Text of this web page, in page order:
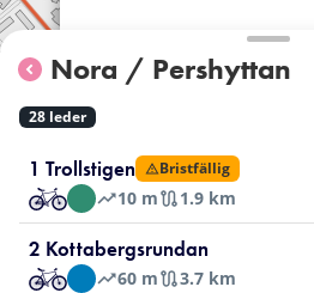
Nora / Pershyttan
28 leder
1 Trollstigen Bristfällig
10 m 1.9 km
2 Kottabergsrundan
60 m 3.7 km